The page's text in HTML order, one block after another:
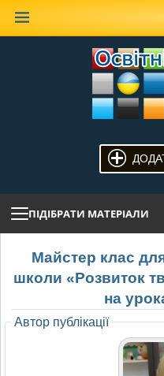
ПІДІБРАТИ МАТЕРІАЛИ
Майстер клас
школи «Розвиток
на
Автор публікації